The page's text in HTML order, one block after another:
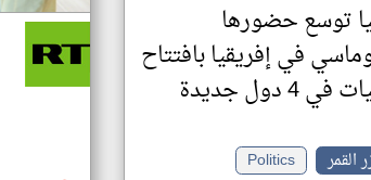
توسع حضورها
في إفريقيا بافتتاح
4 دول جديدة
القمر
Politics